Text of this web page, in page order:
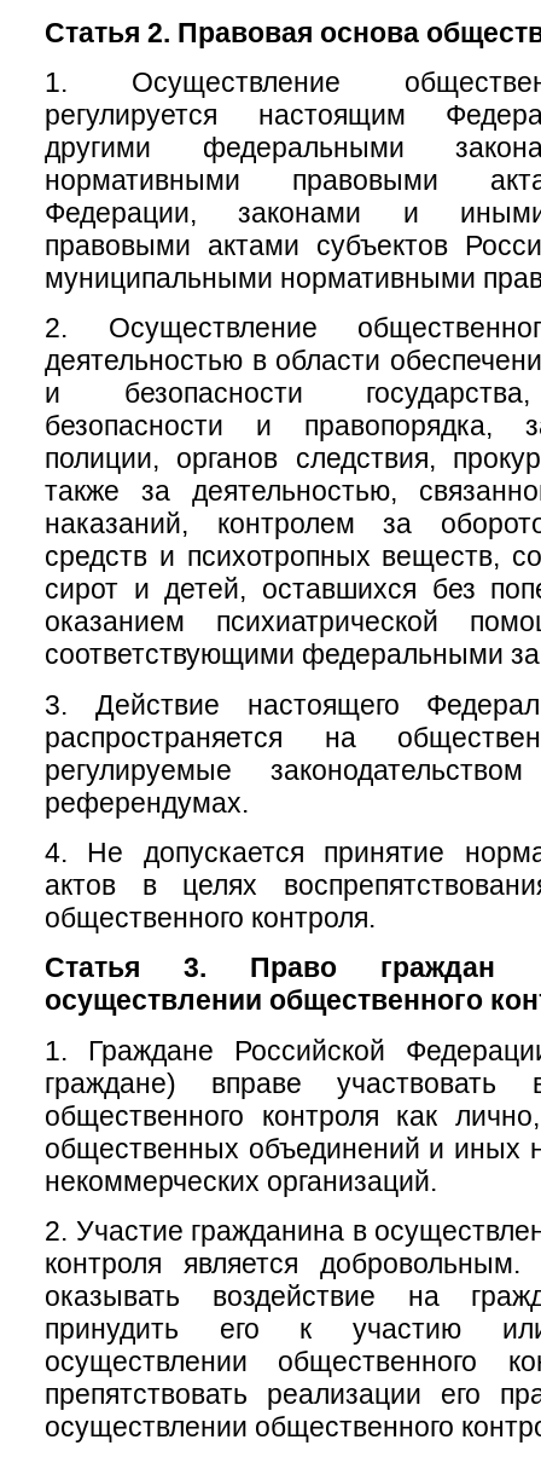
Статья 2. Правовая основа
1. Осуществление
регулируется настоящим
другими федеральными
нормативными правовыми
Федерации, законами и
правовыми актами субъектов
муниципальными нормативными
2. Осуществление
деятельностью в области
и безопасности
безопасности и правопорядка,
полиции, органов следствия,
также за деятельностью,
наказаний, контролем за
средств и психотропных веществ,
сирот и детей, оставшихся без
оказанием психиатрической
соответствующими федеральными
3. Действие настоящего
распространяется на
регулируемые
референдумах.
4. Не допускается принятие
актов в целях
общественного контроля.
Статья 3. Право граждан
осуществлении общественного
1. Граждане Российской
граждане) вправе участвовать
общественного контроля как
общественных объединений и иных
некоммерческих организаций.
2. Участие гражданина в
контроля является
оказывать воздействие на
принудить его к участию
осуществлении общественного
препятствовать реализации его
осуществлении общественного